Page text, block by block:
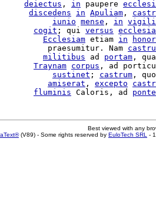
deiectus , in paupere
discedens in Apuliam ,
iunio mense , in
cogit ; qui versus
Ecclesiam etiam in
praesumitur. Nam
militibus ad portam ,
Traynam corpus , ad
sustinet ; castrum ,
amiserat , excepto
fluminis Caloris, ad
Best viewed with any
(V89) - Some rights reserved by EuloTech SRL -